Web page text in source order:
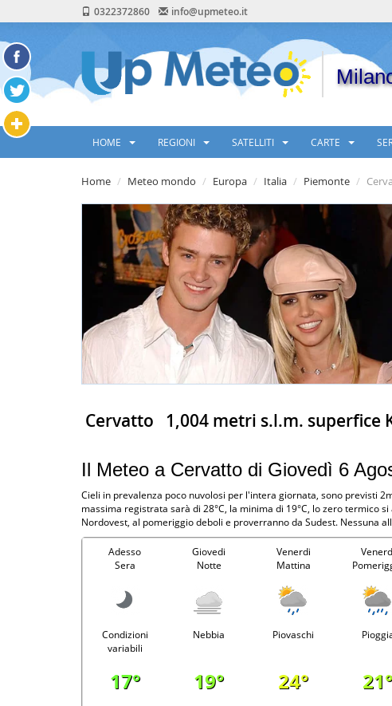
0322372860 info@upmeteo.it
HOME REGIONI SATELLITI CARTE
Home Meteo mondo Europa Italia Piemonte
Cervatto 1,004 metri s.l.m. superfice
Il Meteo a Cervatto di Giovedì 6
Cieli in prevalenza poco nuvolosi per l'intera giornata, sono previsti
massima registrata sarà di 28°C, la minima di 19°C, lo zero termico
Nordovest, al pomeriggio deboli e proverranno da Sudest. Nessuna
Adesso
Sera
Giovedi
Notte
Venerdi
Mattina
Condizioni
variabili
Nebbia Piovaschi
17° 19° 24° 21°